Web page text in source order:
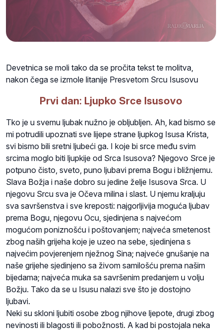
Devetnica se moli tako da se pročita tekst te molitva,
nakon čega se izmole litanije Presvetom Srcu Isusovu
Prvi dan: Ljupko Srce Isusovo
Tko je u svemu ljubak nužno je obljubljen. Ah, kad bismo se
mi potrudili upoznati sve lijepe strane ljupkog Isusa Krista,
svi bismo bili sretni ljubeći ga. I koje bi srce među svim
srcima moglo biti ljupkije od Srca Isusova? Njegovo Srce je
potpuno čisto, sveto, puno ljubavi prema Bogu i bližnjemu.
Slava Božja i naše dobro su jedine želje Isusova Srca. U
njegovu Srcu sva je Očeva milina i slast. U njemu kraljuju
sva savršenstva i sve kreposti: najgorljivija moguća ljubav
prema Bogu, njegovu Ocu, sjedinjena s najvećom
mogućom poniznošću i poštovanjem; najveća smetenost
zbog naših grijeha koje je uzeo na sebe, sjedinjena s
najvećim povjerenjem nježnog Sina; najveće gnušanje na
naše grijehe sjedinjeno sa živom samilošću prema našim
bijedama; najveća muka sa savršenim predanjem u volju
Božju. Tako da se u Isusu nalazi sve što je dostojno
ljubavi.
Neki su skloni ljubiti osobe zbog njihove ljepote, drugi zbog
nevinosti ili blagosti ili pobožnosti. A kad bi postojala neka